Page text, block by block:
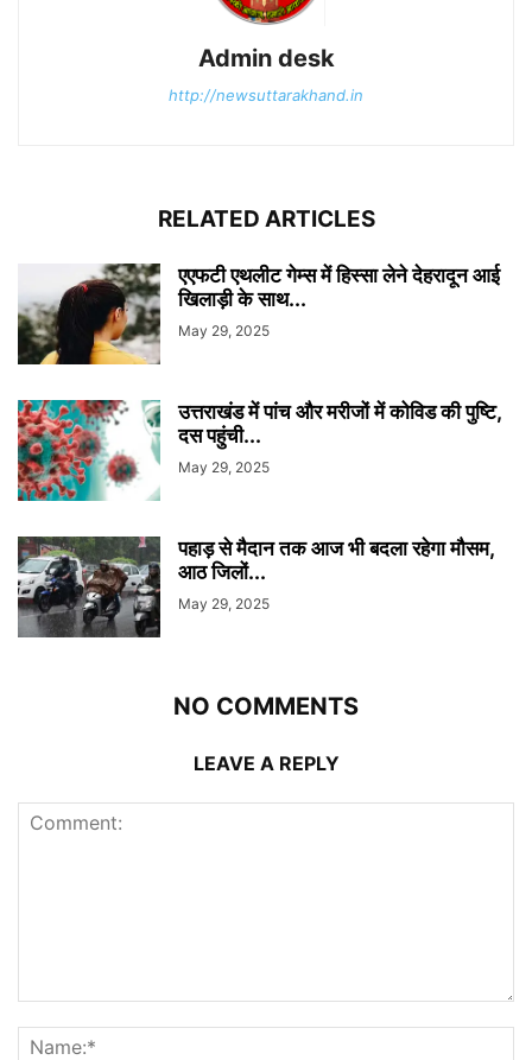
Admin desk
http://newsuttarakhand.in
RELATED ARTICLES
एएफटी एथलीट गेम्स में हिस्सा लेने देहरादून आई
खिलाड़ी के साथ...
May 29, 2025
उत्तराखंड में पांच और मरीजों में कोविड की पुष्टि,
दस पहुंची...
May 29, 2025
पहाड़ से मैदान तक आज भी बदला रहेगा मौसम,
आठ जिलों...
May 29, 2025
NO COMMENTS
LEAVE A REPLY